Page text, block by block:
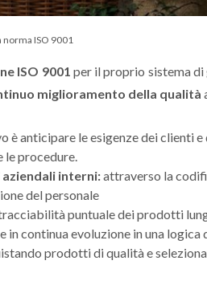
norma ISO 9001
ISO 9001 per il proprio sistema di
miglioramento della qualità
è anticipare le esigenze dei clienti
le procedure.
aziendali interni:attraverso la
del personale
puntuale dei prodotti
in continua evoluzione in una
prodotti di qualità e